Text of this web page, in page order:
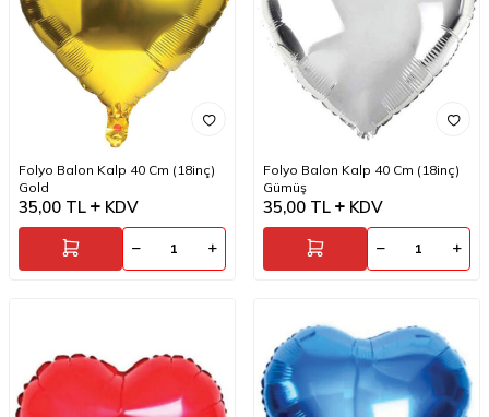
Folyo Balon Kalp 40 Cm (18inç)
Gold
35,00 TL KDV
Folyo Balon Kalp 40 Cm (18inç)
Gümüş
35,00 TL KDV